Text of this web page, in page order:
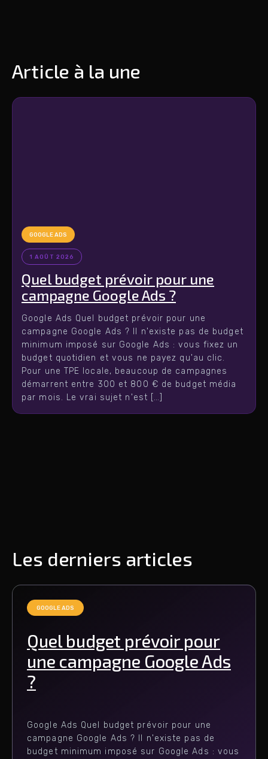
Article à la une
GOOGLE ADS
1 AOÛT 2026
Quel budget prévoir pour une
campagne Google Ads ?
Google Ads Quel budget prévoir pour une
campagne Google Ads ? Il n'existe pas de budget
minimum imposé sur Google Ads : vous fixez un
budget quotidien et vous ne payez qu'au clic.
Pour une TPE locale, beaucoup de campagnes
démarrent entre 300 et 800 € de budget média
par mois. Le vrai sujet n'est […]
Les derniers articles
GOOGLE ADS
Quel budget prévoir pour
une campagne Google Ads
?
Google Ads Quel budget prévoir pour une
campagne Google Ads ? Il n'existe pas de
budget minimum imposé sur Google Ads : vous